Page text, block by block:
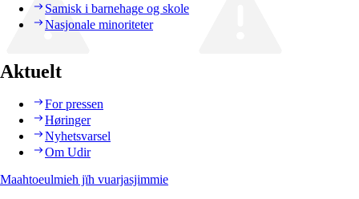
Samisk i barnehage og skole
Nasjonale minoriteter
Aktuelt
For pressen
Høringer
Nyhetsvarsel
Om Udir
Maahtoeulmieh jïh vuarjasjimmie